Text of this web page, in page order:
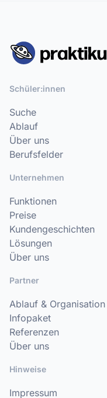
Schüler:innen
Suche
Ablauf
Über uns
Berufsfelder
Unternehmen
Funktionen
Preise
Kundengeschichten
Lösungen
Über uns
Partner
Ablauf & Organisation
Infopaket
Referenzen
Über uns
Hinweise
Impressum